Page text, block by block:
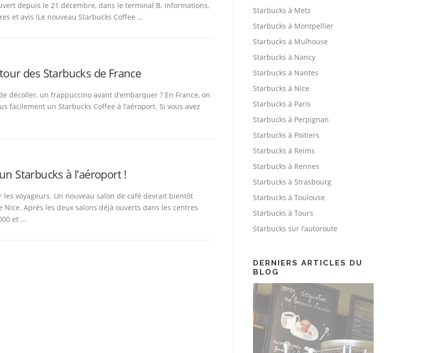
depuis le 21 décembre, dans le terminal B. Informations,
et avis !Le nouveau Starbucks Coffee …
des Starbucks de France
décoller, un frappuccino avant d’embarquer ? En France, on
facilement un Starbucks Coffee à l’aéroport. Si vous avez
Starbucks à l’aéroport !
les voyageurs. Un nouveau salon de café devrait bientôt
Nice. Après les deux salons déjà ouverts dans les centres
et …
Starbucks à Metz
Starbucks à Montpellier
Starbucks à Mulhouse
Starbucks à Nancy
Starbucks à Nantes
Starbucks à Nice
Starbucks à Paris
Starbucks à Perpignan
Starbucks à Poitiers
Starbucks à Reims
Starbucks à Rennes
Starbucks à Strasbourg
Starbucks à Toulouse
Starbucks à Tours
Starbucks sur l’autoroute
DERNIERS ARTICLES DU
BLOG